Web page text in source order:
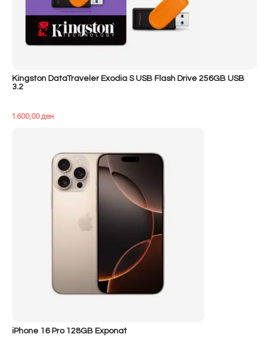
Kingston DataTraveler Exodia S USB Flash Drive 256GB USB
3.2
1.600,00ден
iPhone 16 Pro 128GB Exponat